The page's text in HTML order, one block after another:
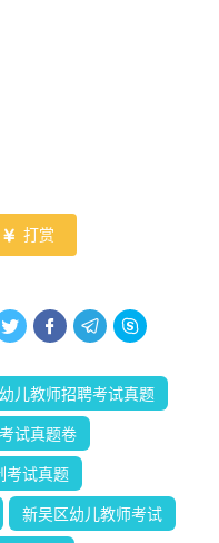
 打赏
   
儿教师招聘考试真题
试真题卷
考试真题
新吴区幼儿教师考试